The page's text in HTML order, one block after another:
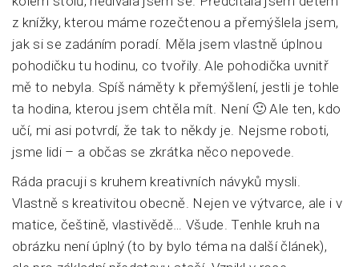
z knížky, kterou máme rozečtenou a přemýšlela jsem,
jak si se zadáním poradí. Měla jsem vlastně úplnou
pohodičku tu hodinu, co tvořily. Ale pohodička uvnitř
mě to nebyla. Spíš náměty k přemýšlení, jestli je tohle
ta hodina, kterou jsem chtěla mít. Není 🙂 Ale ten, kdo
učí, mi asi potvrdí, že tak to někdy je. Nejsme roboti,
jsme lidi – a občas se zkrátka něco nepovede.
Ráda pracuji s kruhem kreativních návyků mysli.
Vlastně s kreativitou obecně. Nejen ve výtvarce, ale i v
matice, češtině, vlastivědě… Všude. Tenhle kruh na
obrázku není úplný (to by bylo téma na další článek),